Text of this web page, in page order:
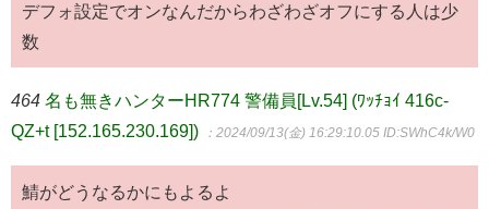
デフォ設定でオンなんだからわざわざオフにする人は少
数
464 名も無きハンターHR774 警備員[Lv.54] (ﾜｯﾁｮｲ 416c-
QZ+t [152.165.230.169])
：2024/09/13(金) 16:29:10.05 ID:SWhC4k/W0
鯖がどうなるかにもよるよ